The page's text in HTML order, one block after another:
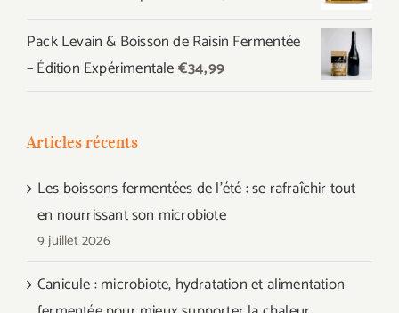
Pack Levain & Boisson de Raisin Fermentée
– Édition Expérimentale€34,99
Articles récents
Les boissons fermentées de l’été : se rafraîchir tout
en nourrissant son microbiote
9 juillet 2026
Canicule : microbiote, hydratation et alimentation